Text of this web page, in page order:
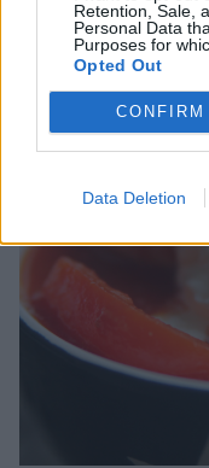
Retention, Sale,
Personal Data
Purposes for
Opted Out
CONFIRM
Data Deletion